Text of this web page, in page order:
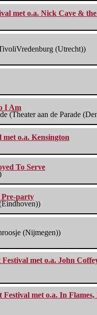
met o.a. Nick Cave & the
(Utrecht))
I Am
(Theater aan de Parade
met o.a. Kensington
To Serve
Pre-party
(Nijmegen))
met o.a. John
Festival met o.a. In